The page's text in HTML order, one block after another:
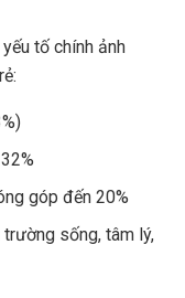
tố chính ảnh
góp đến 20%
sống, tâm lý,